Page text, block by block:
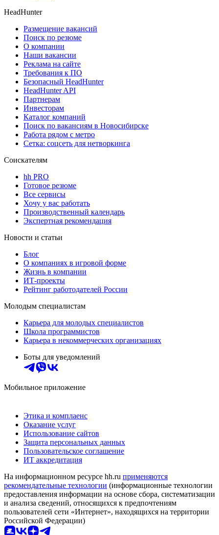
HeadHunter
Размещение вакансий
Поиск по резюме
О компании
Наши вакансии
Реклама на сайте
Требования к ПО
Безопасный HeadHunter
HeadHunter API
Партнерам
Инвесторам
Каталог компаний
Поиск по вакансиям в Новосибирске
Работа рядом с метро
Сетка: соцсеть для нетворкинга
Соискателям
hh PRO
Готовое резюме
Все сервисы
Хочу у вас работать
Производственный календарь
Экспертная рекомендация
Новости и статьи
Блог
О компаниях в игровой форме
Жизнь в компании
ИТ-проекты
Рейтинг работодателей России
Молодым специалистам
Карьера для молодых специалистов
Школа программистов
Карьера в некоммерческих организациях
Боты для уведомлений
Мобильное приложение
Этика и комплаенс
Оказание услуг
Использование сайтов
Защита персональных данных
Пользовательское соглашение
ИТ аккредитация
На информационном ресурсе hh.ru применяются
рекомендательные технологии (информационные технологии
предоставления информации на основе сбора, систематизации
и анализа сведений, относящихся к предпочтениям
пользователей сети «Интернет», находящихся на территории
Российской Федерации)